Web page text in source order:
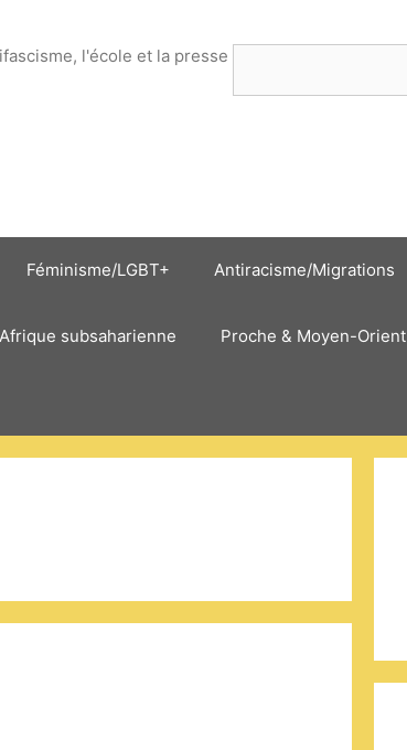
l'école et la presse
Féminisme/LGBT+ Antiracisme/Migrations
Afrique subsaharienne Proche & Moyen-Orient